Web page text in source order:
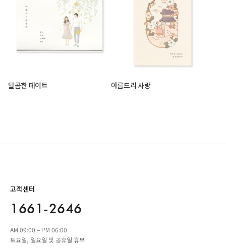
달콤한 데이트 아름드리 사랑
고객센터
1661-2646
AM 09:00 – PM 06:00
토요일, 일요일 및 공휴일 휴무